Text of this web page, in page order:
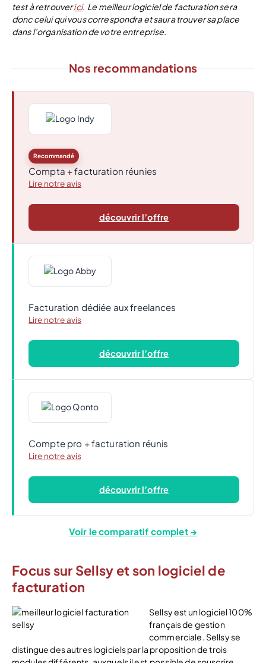
test à retrouverici. Le meilleur logiciel de facturation sera
donc celui qui vous correspondra et saura trouver sa place
dans l’organisation de votre entreprise.
Nos recommandations
Recommandé
Compta + facturation réunies
Lire notre avis
découvrir l’offre
Facturation dédiée aux freelances
Lire notre avis
découvrir l’offre
Compte pro + facturation réunis
Lire notre avis
découvrir l’offre
Voir le comparatif complet →
Focus sur Sellsy et son logiciel de
facturation
Sellsy est un logiciel 100%
français de gestion
commerciale. Sellsy se
distingue des autres logiciels par la proposition de trois